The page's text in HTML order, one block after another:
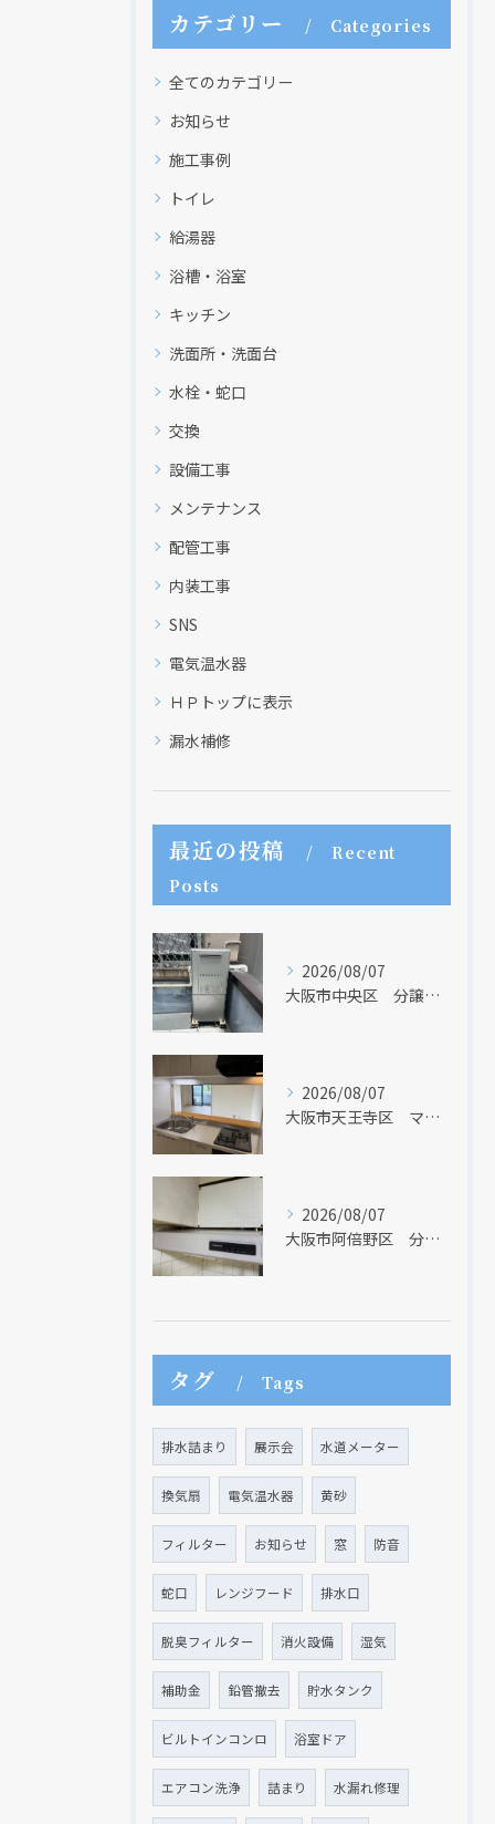
カテゴリー Categories
全てのカテゴリー
お知らせ
施工事例
トイレ
給湯器
浴槽・浴室
キッチン
洗面所・洗面台
水栓・蛇口
交換
設備工事
メンテナンス
配管工事
内装工事
SNS
電気温水器
ＨＰトップに表示
漏水補修
最近の投稿
Recent
Posts
2026/08/07
大阪市中央区 分譲マンションの給湯器取替リフォーム工事 UV除菌機能搭載給湯器
2026/08/07
大阪市天王寺区 マンションのキッチン取替及び内装リフォーム工事 クリナップ
2026/08/07
大阪市阿倍野区 分譲マンションのレンジフード取替リフォーム工事 タカラスタンダード
タグ Tags
排水詰まり 展示会 水道メーター
換気扇 電気温水器 黄砂
フィルター お知らせ 窓 防音
蛇口 レンジフード 排水口
脱臭フィルター 消火設備 湿気
補助金 鉛管撤去 貯水タンク
ビルトインコンロ 浴室ドア
エアコン洗浄 詰まり 水漏れ修理
クリックでチラシのページにジャンプします
クリックでチラシのページにジャンプします